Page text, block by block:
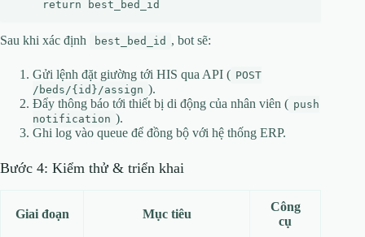
Sau khi xác định best_bed_id , bot sẽ:
Gửi lệnh đặt giường tới HIS qua API ( POST
/beds/{id}/assign ).
Đẩy thông báo tới thiết bị di động của nhân viên ( push
notification ).
Ghi log vào queue để đồng bộ với hệ thống ERP.
Bước 4: Kiểm thử & triển khai
Giai đoạn Mục tiêu
Công
cụ